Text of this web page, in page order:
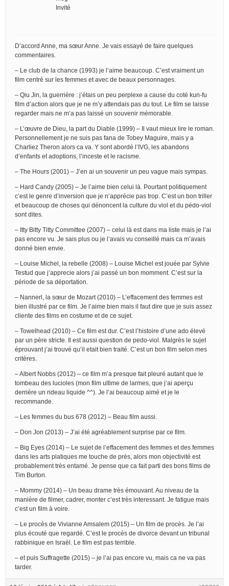
Invité
D’accord Anne, ma sœur Anne. Je vais essayé de faire quelques
commentaires.
– Le club de la chance (1993) je l’aime beaucoup. C’est vraiment un
film centré sur les femmes et avec de beaux personnages.
– Qiu Jin, la guerrière : j’étais un peu perplexe a cause du coté kun-fu
film d’action alors que je ne m’y attendais pas du tout. Le film se laisse
regarder mais ne m’a pas laissé un souvenir mémorable.
– L’œuvre de Dieu, la part du Diable (1999) – Il vaut mieux lire le roman.
Personnellement je ne suis pas fana de Tobey Maguire, mais y a
Charliez Theron alors ca va. Y sont abordé l’IVG, les abandons
d’enfants et adoptions, l’inceste et le racisme.
– The Hours (2001) – J’en ai un souvenir un peu vague mais sympas.
– Hard Candy (2005) – Je l’aime bien celui là. Pourtant politiquement
c’est le genre d’inversion que je n’apprécie pas trop. C’est un bon triller
et beaucoup de choses qui dénoncent la culture du viol et du pédo-viol
sont dites.
– Itty Bitty Titty Committee (2007) – celui là est dans ma liste mais je l’ai
pas encore vu. Je sais plus ou je l’avais vu conseillé mais ca m’avais
donné bien envie.
– Louise Michel, la rebelle (2008) – Louise Michel est jouée par Sylvie
Testud que j’apprecie alors j’ai passé un bon momment. C’est sur la
période de sa déportation.
– Nannerl, la sœur de Mozart (2010) – L’effacement des femmes est
bien illustré par ce film. Je l’aime bien mais il faut dire que je suis assez
cliente des films en costume et de ce sujet.
– Towelhead (2010) – Ce film est dur. C’est l’histoire d’une ado élevé
par un père stricte. Il est aussi question de pedo-viol. Malgrès le sujet
éprouvant j’ai trouvé qu’il etait bien traité. C’est un bon film selon mes
critères.
– Albert Nobbs (2012) – ce film m’a presque fait pleuré autant que le
tombeau des lucioles (mon film ultime de larmes, que j’ai aperçu
derrière un rideau liquide ^^). Je l’ai beaucoup aimé et je le
recommande.
– Les femmes du bus 678 (2012) – Beau film aussi.
– Don Jon (2013) – J’ai été agréablement surprise par ce film.
– Big Eyes (2014) – Le sujet de l’effacement des femmes et des femmes
dans les arts platiques me touche de près, alors mon objectivité est
probablement très entamé. Je pense que ca fait parti des bons films de
Tim Burton.
– Mommy (2014) – Un beau drame très émouvant. Au niveau de la
manière de filmer, cadrer, monter c’est très interessant. Je fatigue mais
c’est un film à voire.
– Le procès de Vivianne Amsalem (2015) – Un film de procès. Je l’ai
plus écouté que regardé. C’est le procès de divorce devant un tribunal
rabbinique en Israël. Le film est pas terrible.
– et puis Suffragette (2015) – je l’ai pas encore vu, mais ca ne va pas
tarder.